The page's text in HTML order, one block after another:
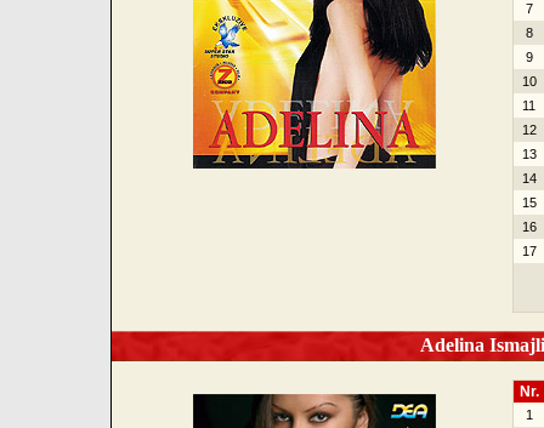
7
8
9
10
11
12
13
14
15
16
17
Adelina
Nr.
1